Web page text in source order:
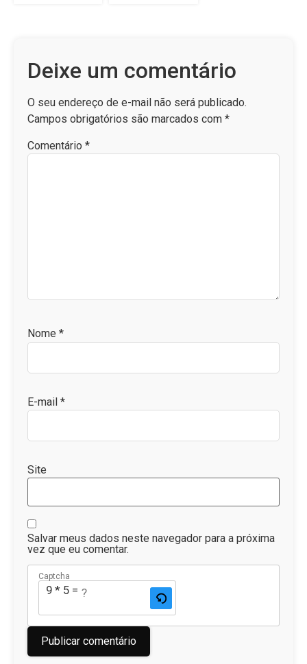
Deixe um comentário
O seu endereço de e-mail não será publicado.
Campos obrigatórios são marcados com *
Comentário *
Nome *
E-mail *
Site
Salvar meus dados neste navegador para a próxima
vez que eu comentar.
Captcha
9 * 5 = ?